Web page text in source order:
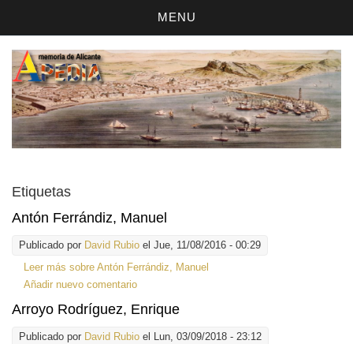
MENU
Etiquetas
Antón Ferrándiz, Manuel
Publicado por David Rubio el Jue, 11/08/2016 - 00:29
Leer más sobre Antón Ferrándiz, Manuel
Añadir nuevo comentario
Arroyo Rodríguez, Enrique
Publicado por David Rubio el Lun, 03/09/2018 - 23:12